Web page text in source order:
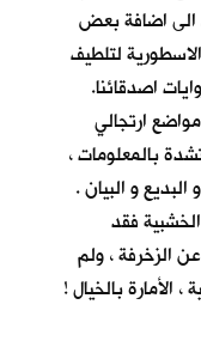
الى اضافة بعض
لتلطيف
اصدقائنا.
ارتجالي
بالمعلومات ،
و البيان .
فقد
الزخرفة ، ولم
الأمارة بالخيال !